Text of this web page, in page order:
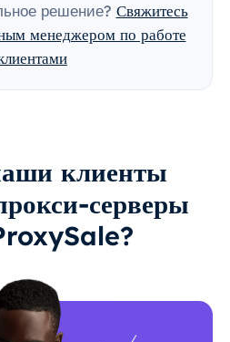
решение? Свяжитесь
менеджером по работе
клиенты
серверы